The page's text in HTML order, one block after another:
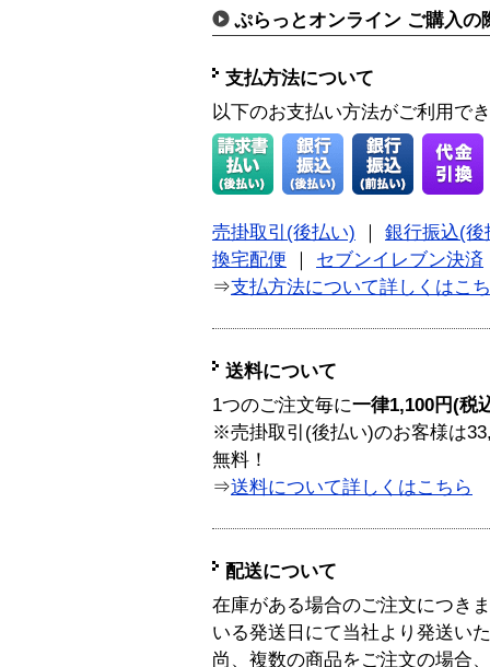
ぷらっとオンライン ご購入の
支払方法について
以下のお支払い方法がご利用で
売掛取引(後払い)
銀行振込(後
換宅配便
セブンイレブン決済
⇒支払方法について詳しくはこ
送料について
1つのご注文毎に一律1,100円(税
※売掛取引(後払い)のお客様は
無料！
⇒送料について詳しくはこちら
配送について
在庫がある場合のご注文につき
いる発送日にて当社より発送い
尚、複数の商品をご注文の場合